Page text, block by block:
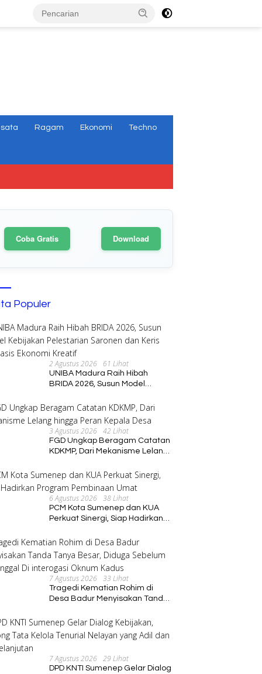
Ragam Ekonomi Techno
Coba Gratis Download
Populer
2 Agustus 2026 61 Lihat
UNIBA Madura Raih Hibah
BRIDA 2026, Susun Model
dan Keris Berbasis Ekonomi
Kreatif
3 Agustus 2026 42 Lihat
FGD Ungkap Beragam Catatan
KDKMP, Dari Mekanisme Lelang
6 Agustus 2026 38 Lihat
PCM Kota Sumenep dan KUA
Perkuat Sinergi, Siap Hadirkan
7 Agustus 2026 33 Lihat
Tragedi Kematian Rohim di
Desa Badur Menyisakan Tanda
Meninggal Di interogasi Oknum
Kadus
7 Agustus 2026 29 Lihat
DPD KNTI Sumenep Gelar Dialog